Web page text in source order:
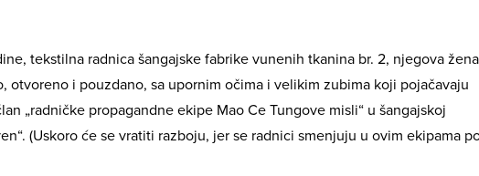
tekstilna radnica šangajske fabrike vunenih tkanina br. 2, njegova
otvoreno i pouzdano, sa upornim očima i velikim zubima koji pojačavaju
„radničke propagandne ekipe Mao Ce Tungove misli“ u šangajskoj
(Uskoro će se vratiti razboju, jer se radnici smenjuju u ovim ekipama